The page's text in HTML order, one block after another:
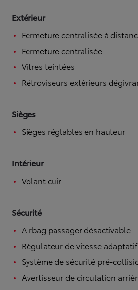
Extérieur
Fermeture centralisée à
Fermeture centralisée
Vitres teintées
Rétroviseurs extérieurs
Sièges
Sièges réglables en hauteur
Intérieur
Volant cuir
Sécurité
Airbag passager désactivable
Régulateur de vitesse adaptatif
Système de sécurité pré-
Avertisseur de circulation